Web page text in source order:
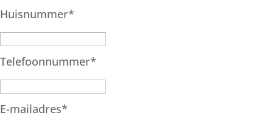
Huisnummer*
Telefoonnummer*
E-mailadres*